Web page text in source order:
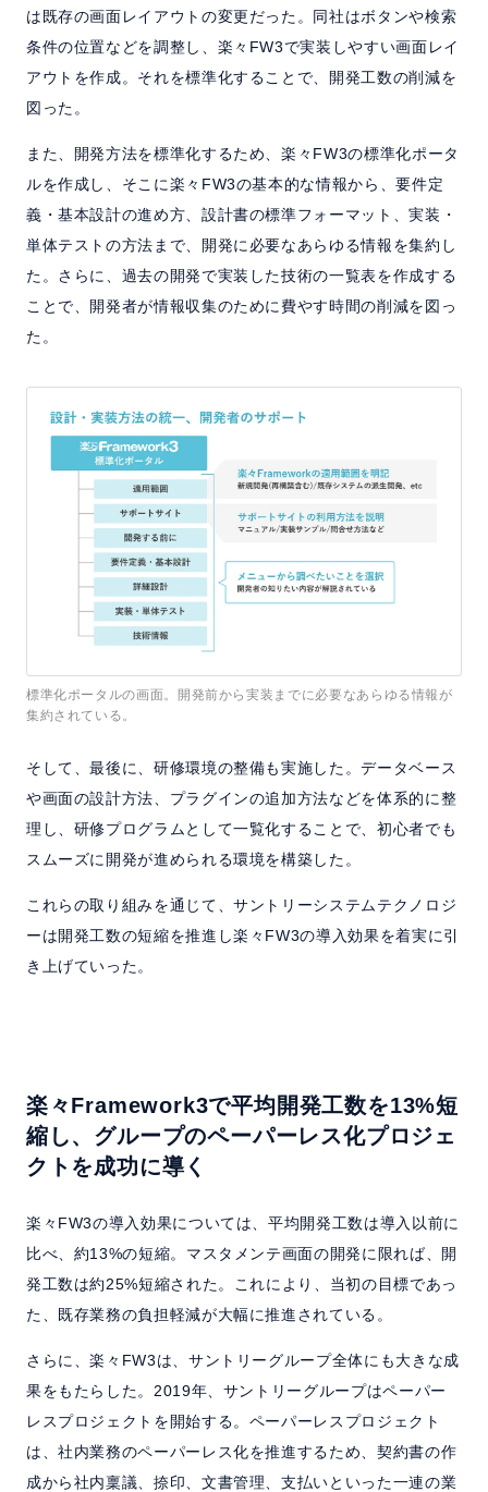
は既存の画面レイアウトの変更だった。同社はボタンや検索
条件の位置などを調整し、楽々FW3で実装しやすい画面レイ
アウトを作成。それを標準化することで、開発工数の削減を
図った。
また、開発方法を標準化するため、楽々FW3の標準化ポータ
ルを作成し、そこに楽々FW3の基本的な情報から、要件定
義・基本設計の進め方、設計書の標準フォーマット、実装・
単体テストの方法まで、開発に必要なあらゆる情報を集約し
た。さらに、過去の開発で実装した技術の一覧表を作成する
ことで、開発者が情報収集のために費やす時間の削減を図っ
た。
標準化ポータルの画面。開発前から実装までに必要なあらゆる情報が
集約されている。
そして、最後に、研修環境の整備も実施した。データベース
や画面の設計方法、プラグインの追加方法などを体系的に整
理し、研修プログラムとして一覧化することで、初心者でも
スムーズに開発が進められる環境を構築した。
これらの取り組みを通じて、サントリーシステムテクノロジ
ーは開発工数の短縮を推進し楽々FW3の導入効果を着実に引
き上げていった。
楽々Framework3で平均開発工数を13%短
縮し、 グループのペーパーレス化プロジェ
クトを成功に導く
楽々FW3の導入効果については、平均開発工数は導入以前に
比べ、約13%の短縮。マスタメンテ画面の開発に限れば、開
発工数は約25%短縮された。これにより、当初の目標であっ
た、既存業務の負担軽減が大幅に推進されている。
さらに、楽々FW3は、サントリーグループ全体にも大きな成
果をもたらした。2019年、サントリーグループはペーパー
レスプロジェクトを開始する。ペーパーレスプロジェクト
は、社内業務のペーパーレス化を推進するため、契約書の作
成から社内稟議、捺印、文書管理、支払いといった一連の業